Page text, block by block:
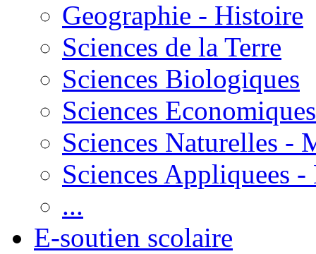
Geographie - Histoire
Sciences de la Terre
Sciences Biologiques
Sciences Economiques
Sciences Naturelles -
Sciences Appliquees
...
E-soutien scolaire